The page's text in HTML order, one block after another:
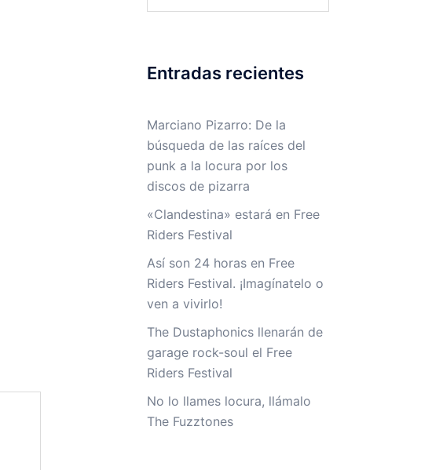
Entradas recientes
Marciano Pizarro: De la
búsqueda de las raíces del
punk a la locura por los
discos de pizarra
«Clandestina» estará en Free
Riders Festival
Así son 24 horas en Free
Riders Festival. ¡Imagínatelo o
ven a vivirlo!
The Dustaphonics llenarán de
garage rock-soul el Free
Riders Festival
No lo llames locura, llámalo
The Fuzztones